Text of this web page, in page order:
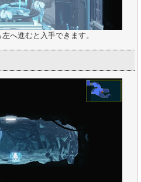
へ進むと入手できます。